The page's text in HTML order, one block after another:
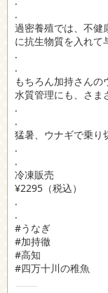
.
過密養殖では、不健
に抗生物質を入れて
.
.
もちろん加持さんの
水質管理にも、さま
.
.
猛暑、ウナギで乗り
.
.
冷凍販売
¥2295（税込）
.
.
#うなぎ
#加持徹
#高知
#四万十川の稚魚